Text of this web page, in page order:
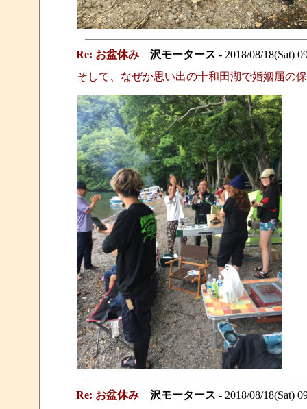
Re: お盆休み 沢モータース - 2018/08/18(Sat)
そして、なぜか思い出の十和田湖で婚姻届の
Re: お盆休み 沢モータース - 2018/08/18(Sat)